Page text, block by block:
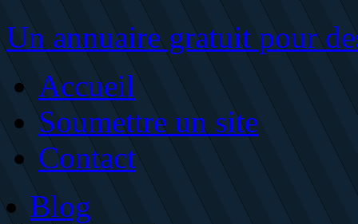
Un annuaire gratuit pour
Accueil
Soumettre un site
Contact
Blog